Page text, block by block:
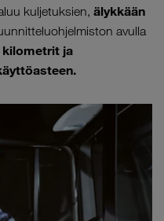
kuljetuksien, älykkään
avulla
kilometrit ja